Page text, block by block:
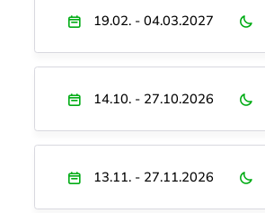
19.02. - 04.03.2027
14.10. - 27.10.2026
13.11. - 27.11.2026